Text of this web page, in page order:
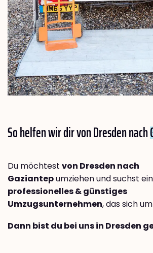
So helfen wir dir von Dresden nach
Du möchtest von Dresden nach
Gaziantepumziehen und suchst ein
professionelles & günstiges
Umzugsunternehmen, das sich
Dann bist du bei uns in Dresden